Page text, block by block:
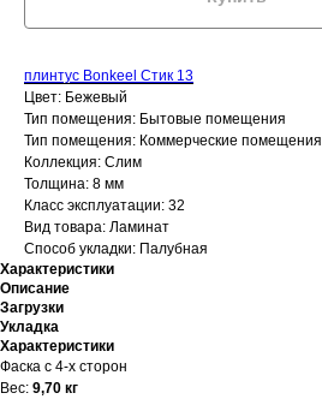
плинтус Bonkeel Стик 13
Цвет: Бежевый
Тип помещения: Бытовые помещения
Тип помещения: Коммерческие помещения
Коллекция: Слим
Толщина: 8 мм
Класс эксплуатации: 32
Вид товара: Ламинат
Способ укладки: Палубная
Характеристики
Описание
Загрузки
Укладка
Характеристики
Фаска с 4-х сторон
Вес: 9,70 кг